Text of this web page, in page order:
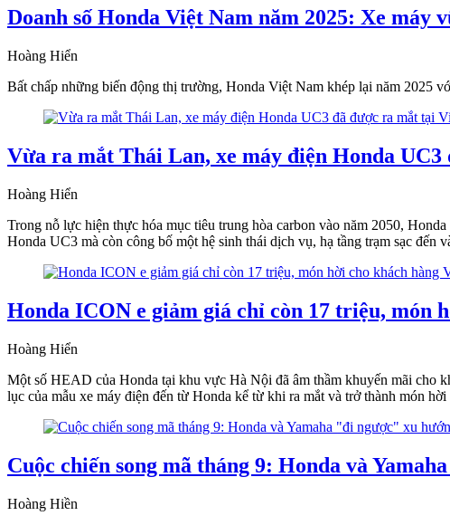
Doanh số Honda Việt Nam năm 2025: Xe máy
Hoàng Hiển
Bất chấp những biến động thị trường, Honda Việt Nam khép lại năm 2025
Vừa ra mắt Thái Lan, xe máy điện Honda
Hoàng Hiển
Trong nỗ lực hiện thực hóa mục tiêu trung hòa carbon vào năm 2050,
Honda UC3 mà còn công bố một hệ sinh thái dịch vụ, hạ tầng trạm sạc đến
Honda ICON e giảm giá chỉ còn 17 triệu, món
Hoàng Hiển
Một số HEAD của Honda tại khu vực Hà Nội đã âm thầm khuyến mãi cho
lục của mẫu xe máy điện đến từ Honda kể từ khi ra mắt và trở thành món
Cuộc chiến song mã tháng 9: Honda và
Hoàng Hiền